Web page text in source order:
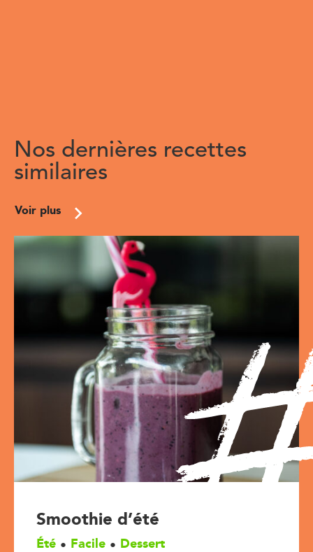
Nos dernières recettes
similaires
Voir plus
Smoothie d’été
Été Facile Dessert